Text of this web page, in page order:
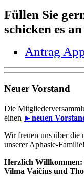
Füllen Sie
schicken es
Antrag
Neuer Vorstand
Die
einen ►neuen
Wir freuen uns über die
unserer Aphasie-Familie!
Herzlich
Vilma Vaičius und